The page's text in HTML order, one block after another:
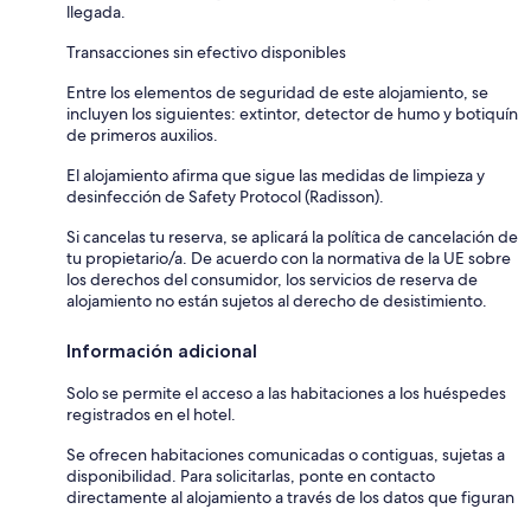
llegada.
Transacciones sin efectivo disponibles
Entre los elementos de seguridad de este alojamiento, se
incluyen los siguientes: extintor, detector de humo y botiquín
de primeros auxilios.
El alojamiento afirma que sigue las medidas de limpieza y
desinfección de Safety Protocol (Radisson).
Si cancelas tu reserva, se aplicará la política de cancelación de
tu propietario/a. De acuerdo con la normativa de la UE sobre
los derechos del consumidor, los servicios de reserva de
alojamiento no están sujetos al derecho de desistimiento.
Información adicional
Solo se permite el acceso a las habitaciones a los huéspedes
registrados en el hotel.
Se ofrecen habitaciones comunicadas o contiguas, sujetas a
disponibilidad. Para solicitarlas, ponte en contacto
directamente al alojamiento a través de los datos que figuran